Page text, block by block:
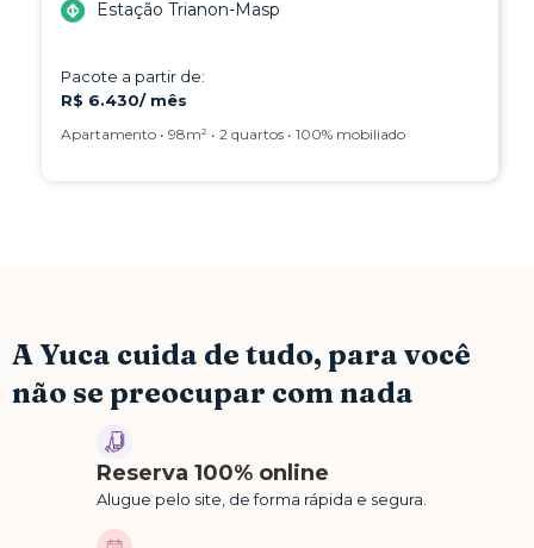
Estação Trianon-Masp
Pacote a partir de:
R$ 6.430/ mês
Apartamento • 98m² • 2 quartos • 100% mobiliado
A Yuca cuida de tudo, para você
não se preocupar com nada
Reserva 100% online
Alugue pelo site, de forma rápida e segura.